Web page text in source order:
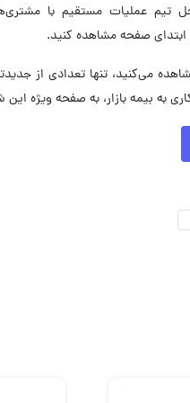
تیم عملیات مستقیم با
ابتدای صفحه مشاهده کنید.
می‌کنید، تنها تعدادی از
به بیمه بازار، به صفحه ویژه